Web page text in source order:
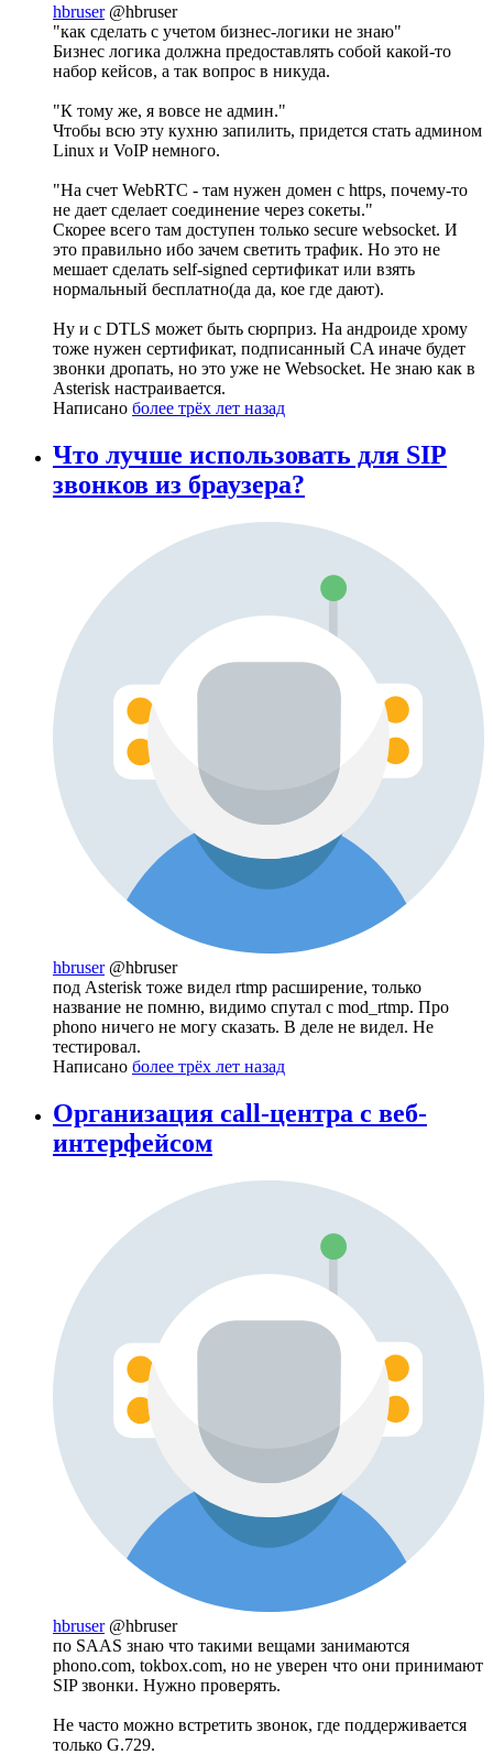
hbruser @hbruser
"как сделать с учетом бизнес-логики не знаю"
Бизнес логика должна предоставлять собой какой-то
набор кейсов, а так вопрос в никуда.
"К тому же, я вовсе не админ."
Чтобы всю эту кухню запилить, придется стать админом
Linux и VoIP немного.
"На счет WebRTC - там нужен домен с https, почему-то
не дает сделает соединение через сокеты."
Скорее всего там доступен только secure websocket. И
это правильно ибо зачем светить трафик. Но это не
мешает сделать self-signed сертификат или взять
нормальный бесплатно(да да, кое где дают).
Ну и с DTLS может быть сюрприз. На андроиде хрому
тоже нужен сертификат, подписанный CA иначе будет
звонки дропать, но это уже не Websocket. Не знаю как в
Asterisk настраивается.
Написано более трёх лет назад
Что лучше использовать для SIP
звонков из браузера?
hbruser @hbruser
под Asterisk тоже видел rtmp расширение, только
название не помню, видимо спутал с mod_rtmp. Про
phono ничего не могу сказать. В деле не видел. Не
тестировал.
Написано более трёх лет назад
Организация call-центра с веб-
интерфейсом
hbruser @hbruser
по SAAS знаю что такими вещами занимаются
phono.com, tokbox.com, но не уверен что они принимают
SIP звонки. Нужно проверять.
Не часто можно встретить звонок, где поддерживается
только G.729.